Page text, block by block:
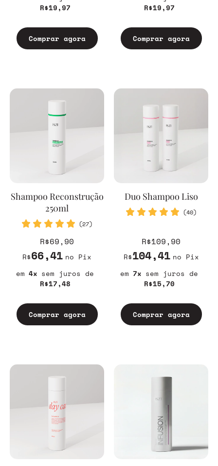
R$19,97
Comprar agora
R$19,97
Comprar agora
Shampoo Reconstrução
250ml
(27)
R$69,90
R$66,41 no Pix
4
R$17,48
sem juros
Comprar agora
Duo Shampoo Liso
(40)
R$109,90
R$104,41 no Pix
7
R$15,70
sem juros
Comprar agora